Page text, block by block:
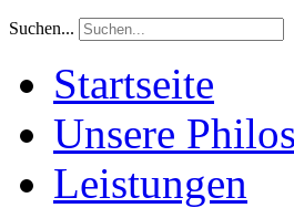
Suchen...
Startseite
Unsere
Leistungen